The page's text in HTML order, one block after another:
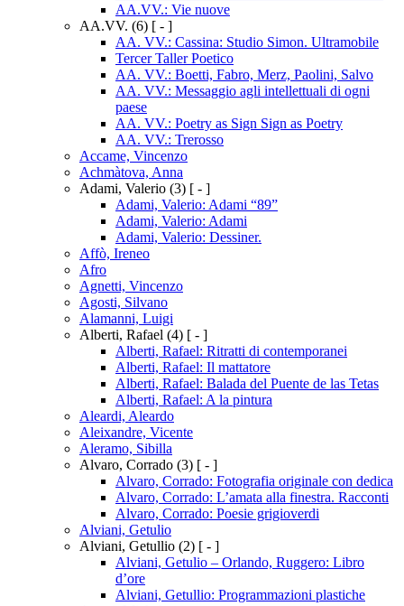
AA.VV.: Vie nuove
AA.VV. (6) [ - ]
AA. VV.: Cassina: Studio Simon. Ultramobile
Tercer Taller Poetico
AA. VV.: Boetti, Fabro, Merz, Paolini, Salvo
AA. VV.: Messaggio agli intellettuali di ogni
paese
AA. VV.: Poetry as Sign Sign as Poetry
AA. VV.: Trerosso
Accame, Vincenzo
Achmàtova, Anna
Adami, Valerio (3) [ - ]
Adami, Valerio: Adami “89”
Adami, Valerio: Adami
Adami, Valerio: Dessiner.
Affò, Ireneo
Afro
Agnetti, Vincenzo
Agosti, Silvano
Alamanni, Luigi
Alberti, Rafael (4) [ - ]
Alberti, Rafael: Ritratti di contemporanei
Alberti, Rafael: Il mattatore
Alberti, Rafael: Balada del Puente de las Tetas
Alberti, Rafael: A la pintura
Aleardi, Aleardo
Aleixandre, Vicente
Aleramo, Sibilla
Alvaro, Corrado (3) [ - ]
Alvaro, Corrado: Fotografia originale con dedica
Alvaro, Corrado: L’amata alla finestra. Racconti
Alvaro, Corrado: Poesie grigioverdi
Alviani, Getulio
Alviani, Getullio (2) [ - ]
Alviani, Getulio – Orlando, Ruggero: Libro
d’ore
Alviani, Getullio: Programmazioni plastiche